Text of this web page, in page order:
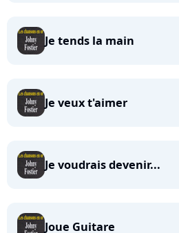
Je tends la main
Je veux t'aimer
Je voudrais devenir...
Joue Guitare